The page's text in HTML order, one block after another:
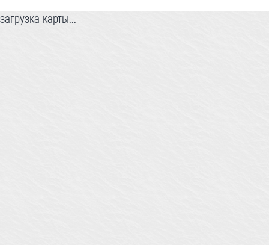
загрузка карты...